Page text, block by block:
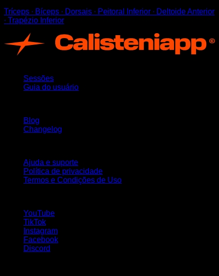
Tríceps ∙ Bíceps ∙ Dorsais ∙ Peitoral Inferior ∙ Deltoide Anterior
∙ Trapézio Inferior
Sessões
Guia do usuário
Blog
Changelog
Ajuda e suporte
Política de privacidade
Termos e Condições de Uso
YouTube
TikTok
Instagram
Facebook
Discord